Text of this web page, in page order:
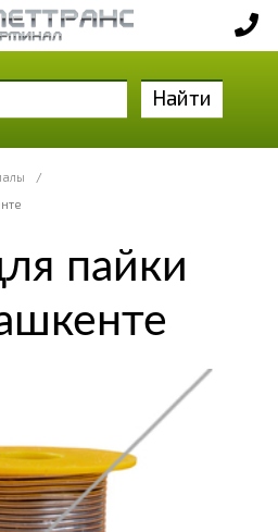
Найти
/
пайки